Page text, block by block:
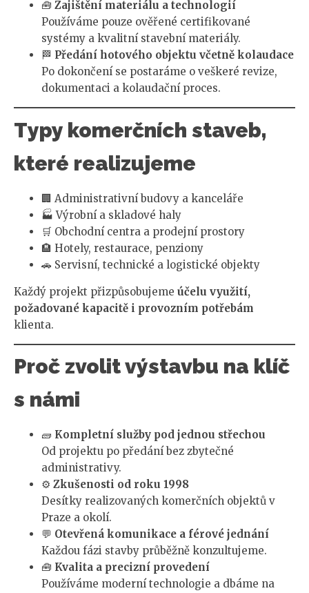
🧰 Zajištění materiálu a technologií
Používáme pouze ověřené certifikované
systémy a kvalitní stavební materiály.
🏁 Předání hotového objektu včetně kolaudace
Po dokončení se postaráme o veškeré revize,
dokumentaci a kolaudační proces.
Typy komerčních staveb,
které realizujeme
🏢 Administrativní budovy a kanceláře
🏭 Výrobní a skladové haly
🛒 Obchodní centra a prodejní prostory
🏨 Hotely, restaurace, penziony
🚗 Servisní, technické a logistické objekty
Každý projekt přizpůsobujeme účelu využití,
požadované kapacitě i provozním potřebám
klienta.
Proč zvolit výstavbu na klíč
s námi
🧱 Kompletní služby pod jednou střechou
Od projektu po předání bez zbytečné
administrativy.
⚙️ Zkušenosti od roku 1998
Desítky realizovaných komerčních objektů v
Praze a okolí.
💬 Otevřená komunikace a férové jednání
Každou fázi stavby průběžně konzultujeme.
🧰 Kvalita a precizní provedení
Používáme moderní technologie a dbáme na